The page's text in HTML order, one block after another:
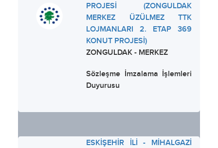
PROJESİ (ZONGULDAK
MERKEZ ÜZÜLMEZ TTK
LOJMANLARI 2. ETAP 369
KONUT PROJESİ)
ZONGULDAK - MERKEZ
Sözleşme İmzalama İşlemleri
Duyurusu
ESKİŞEHİR İLİ - MİHALGAZİ